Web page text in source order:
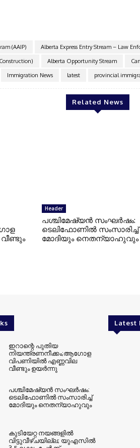
(AAIP)
Alberta Express Entry Stream – Law
Alberta Opportunity Stream
Immigration News latest provincial
Related News
Header
പശ്ചിമേഷ്യന്‍ സംഘര്‍ഷം:
ടെലിഫോണില്‍ സംസാരിച്ച്
മോദിയും നെതന്യാഹുവും
ഇറാന്റെ പുതിയ
നിയന്ത്രണനീക്കം;ആഗോള
വിപണിയിൽ എണ്ണവില
വീണ്ടും ഉയർന്നു
പശ്ചിമേഷ്യന്‍ സംഘര്‍ഷം:
ടെലിഫോണില്‍ സംസാരിച്ച്
മോദിയും നെതന്യാഹുവും
കുടിയേറ്റ നയങ്ങളില്‍
വിട്ടുവീഴ്ചയില്ല; യുഎസില്‍
Latest